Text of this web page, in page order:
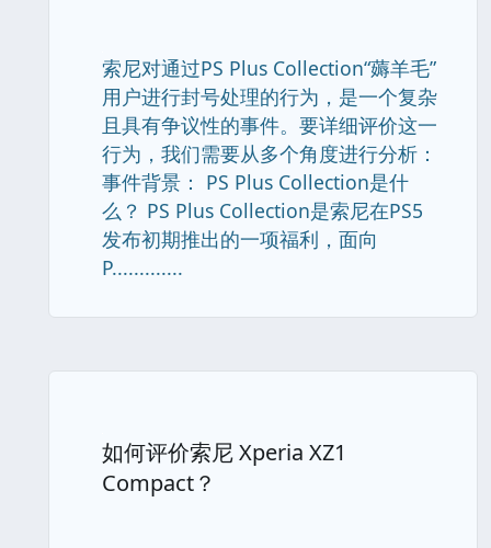
索尼对通过PS Plus Collection“薅羊毛”
用户进行封号处理的行为，是一个复杂
且具有争议性的事件。要详细评价这一
行为，我们需要从多个角度进行分析：
事件背景： PS Plus Collection是什
么？ PS Plus Collection是索尼在PS5
发布初期推出的一项福利，面向
P.............
如何评价索尼 Xperia XZ1
Compact？